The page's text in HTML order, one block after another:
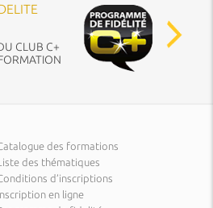
CLUB C+
des formations
des thématiques
d’inscriptions
en ligne